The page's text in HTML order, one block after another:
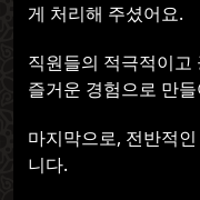
게 처리해 주셨어요.
직원들의 적극적이고
즐거운 경험으로 만
마지막으로, 전반적
니다.